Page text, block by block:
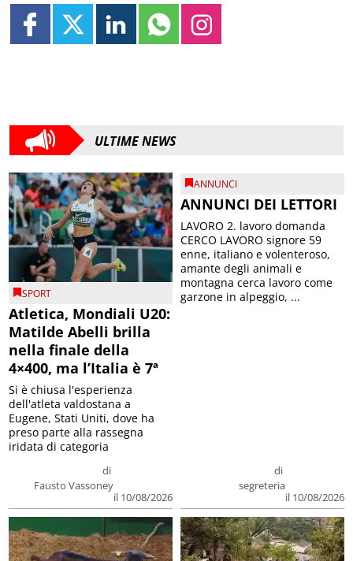
ULTIME NEWS
SPORT
Atletica, Mondiali U20:
Matilde Abelli brilla
nella finale della
4×400, ma l’Italia è 7ª
di
Fausto Vassoney
il 10/08/2026
Si è chiusa l'esperienza
dell'atleta valdostana a
Eugene, Stati Uniti, dove ha
preso parte alla rassegna
iridata di categoria
ANNUNCI
ANNUNCI DEI LETTORI
di
segreteria
il 10/08/2026
LAVORO 2. lavoro domanda
CERCO LAVORO signore 59
enne, italiano e volenteroso,
amante degli animali e
montagna cerca lavoro come
garzone in alpeggio, ...